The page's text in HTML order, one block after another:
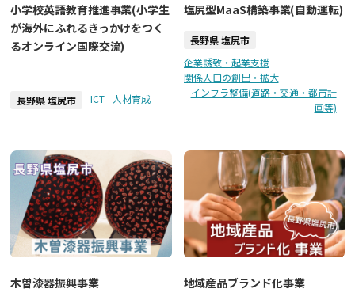
小学校英語教育推進事業(小学生
が海外にふれるきっかけをつく
るオンライン国際交流)
長野県 塩尻市 ICT 人材育成
塩尻型MaaS構築事業(自動運転)
長野県 塩尻市
企業誘致・起業支援
関係人口の創出・拡大
インフラ整備(道路・交通・都市計
画等)
木曽漆器振興事業 地域産品ブランド化事業